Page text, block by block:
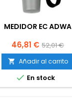
MEDIDOR EC ADWA
Precio
46,81 € Precio
base
52,01 €
 Añadir al carrito
 En stock